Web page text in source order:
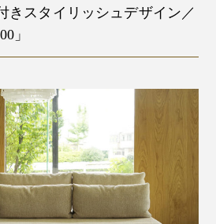
きスタイリッシュデザイン／
」